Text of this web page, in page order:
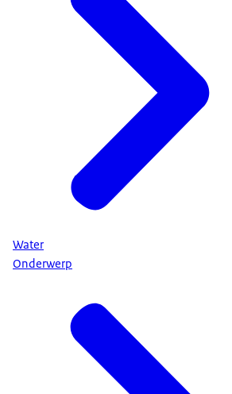
Water
Onderwerp